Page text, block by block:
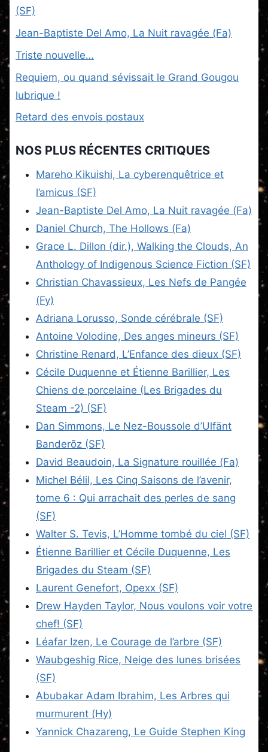
(SF)
Jean-Baptiste Del Amo, La Nuit ravagée (Fa)
Triste nouvelle…
Requiem, ou quand sévissait le Grand Gougou
lubrique !
Retard des envois postaux
NOS PLUS RÉCENTES CRITIQUES
Mareho Kikuishi, La cyberenquêtrice et
l’amicus (SF)
Jean-Baptiste Del Amo, La Nuit ravagée (Fa)
Daniel Church, The Hollows (Fa)
Grace L. Dillon (dir.), Walking the Clouds, An
Anthology of Indigenous Science Fiction (SF)
Christian Chavassieux, Les Nefs de Pangée
(Fy)
Adriana Lorusso, Sonde cérébrale (SF)
Antoine Volodine, Des anges mineurs (SF)
Christine Renard, L’Enfance des dieux (SF)
Cécile Duquenne et Étienne Barillier, Les
Chiens de porcelaine (Les Brigades du
Steam -2) (SF)
Dan Simmons, Le Nez-Boussole d’Ulfänt
Banderõz (SF)
David Beaudoin, La Signature rouillée (Fa)
Michel Bélil, Les Cinq Saisons de l’avenir,
tome 6 : Qui arrachait des perles de sang
(SF)
Walter S. Tevis, L’Homme tombé du ciel (SF)
Étienne Barillier et Cécile Duquenne, Les
Brigades du Steam (SF)
Laurent Genefort, Opexx (SF)
Drew Hayden Taylor, Nous voulons voir votre
chef! (SF)
Léafar Izen, Le Courage de l’arbre (SF)
Waubgeshig Rice, Neige des lunes brisées
(SF)
Abubakar Adam Ibrahim, Les Arbres qui
murmurent (Hy)
Yannick Chazareng, Le Guide Stephen King